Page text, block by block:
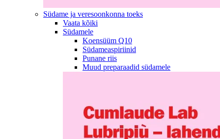
Südame ja veresoonkonna toeks
Vaata kõiki
Südamele
Koensüüm Q10
Südameaspiriinid
Punane riis
Muud preparaadid südamele